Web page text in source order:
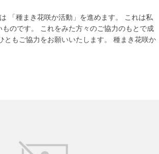
「種まき花咲か活動」を進めます。 これは私
のです。 これをみた方々のご協力のもとで成
ともご協力をお願いいたします。 種まき花咲か